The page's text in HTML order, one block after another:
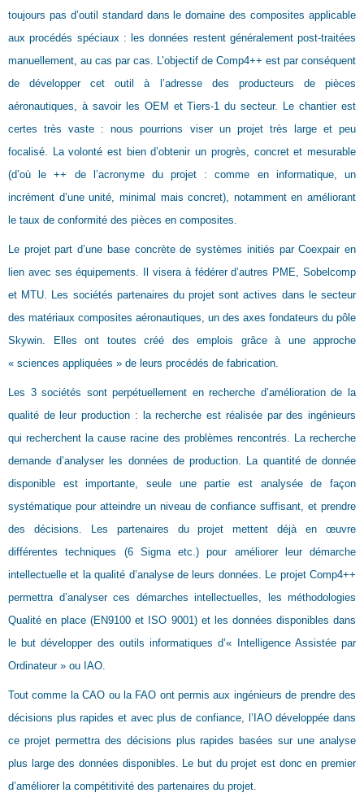
toujours pas d’outil standard dans le domaine des composites applicable
aux procédés spéciaux : les données restent généralement post-traitées
manuellement, au cas par cas. L’objectif de Comp4++ est par conséquent
de développer cet outil à l’adresse des producteurs de pièces
aéronautiques, à savoir les OEM et Tiers-1 du secteur. Le chantier est
certes très vaste : nous pourrions viser un projet très large et peu
focalisé. La volonté est bien d’obtenir un progrès, concret et mesurable
(d’où le ++ de l’acronyme du projet : comme en informatique, un
incrément d’une unité, minimal mais concret), notamment en améliorant
le taux de conformité des pièces en composites.
Le projet part d’une base concrète de systèmes initiés par Coexpair en
lien avec ses équipements. Il visera à fédérer d’autres PME, Sobelcomp
et MTU. Les sociétés partenaires du projet sont actives dans le secteur
des matériaux composites aéronautiques, un des axes fondateurs du pôle
Skywin. Elles ont toutes créé des emplois grâce à une approche
« sciences appliquées » de leurs procédés de fabrication.
Les 3 sociétés sont perpétuellement en recherche d’amélioration de la
qualité de leur production : la recherche est réalisée par des ingénieurs
qui recherchent la cause racine des problèmes rencontrés. La recherche
demande d’analyser les données de production. La quantité de donnée
disponible est importante, seule une partie est analysée de façon
systématique pour atteindre un niveau de confiance suffisant, et prendre
des décisions. Les partenaires du projet mettent déjà en œuvre
différentes techniques (6 Sigma etc.) pour améliorer leur démarche
intellectuelle et la qualité d’analyse de leurs données. Le projet Comp4++
permettra d’analyser ces démarches intellectuelles, les méthodologies
Qualité en place (EN9100 et ISO 9001) et les données disponibles dans
le but développer des outils informatiques d’« Intelligence Assistée par
Ordinateur » ou IAO.
Tout comme la CAO ou la FAO ont permis aux ingénieurs de prendre des
décisions plus rapides et avec plus de confiance, l’IAO développée dans
ce projet permettra des décisions plus rapides basées sur une analyse
plus large des données disponibles. Le but du projet est donc en premier
d’améliorer la compétitivité des partenaires du projet.